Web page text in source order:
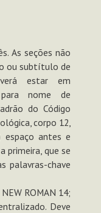
As seções não
ou subtítulo de
estar em
nome de
do Código
corpo 12,
espaço antes e
primeira, que se
palavras-chave
ROMAN 14;
Deve